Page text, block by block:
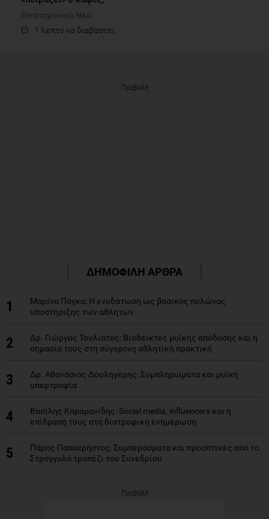
Επιστημονικά Νέα
1 λεπτό να διαβαστεί
Προβολή
ΔΗΜΟΦΙΛΗ ΑΡΘΡΑ
1
Μαρίνα Πόγκα: Η ενυδάτωση ως βασικός πυλώνας
υποστήριξης των αθλητών
2
Δρ. Γιώργος Τουλιάτος: Βιοδείκτες μυϊκής απόδοσης και η
σημασία τους στη σύγχρονη αθλητική πρακτική
3
Δρ. Αθανάσιος Δουληγέρης: Συμπληρώματα και μυϊκή
υπερτροφία
4
Βασίλης Καραμανίδης: Social media, influencers και η
επίδρασή τους στη διατροφική ενημέρωση
5
Πάρης Παπαχρήστος: Συμπεράσματα και προοπτικές από το
Στρογγυλό τραπέζι του Συνεδρίου
Προβολή